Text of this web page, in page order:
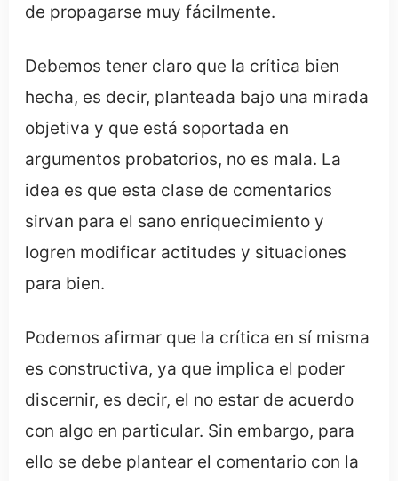
de propagarse muy fácilmente.
Debemos tener claro que la crítica bien
hecha, es decir, planteada bajo una mirada
objetiva y que está soportada en
argumentos probatorios, no es mala. La
idea es que esta clase de comentarios
sirvan para el sano enriquecimiento y
logren modificar actitudes y situaciones
para bien.
Podemos afirmar que la crítica en sí misma
es constructiva, ya que implica el poder
discernir, es decir, el no estar de acuerdo
con algo en particular. Sin embargo, para
ello se debe plantear el comentario con la